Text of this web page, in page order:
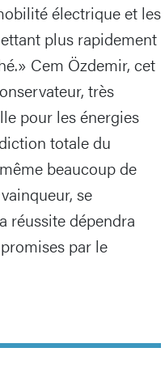
électrique et les
plus rapidement
Cem Özdemir, cet
très
pour les énergies
totale du
beaucoup de
se
réussite dépendra
par le